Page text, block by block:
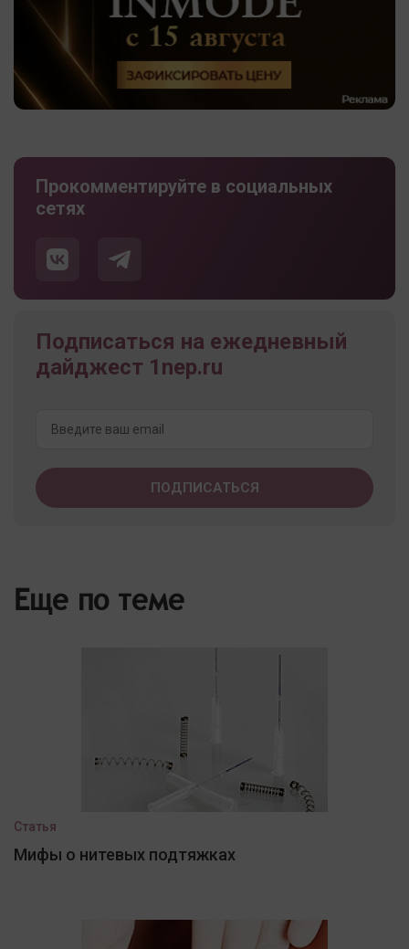
Прокомментируйте в социальных
сетях
Подписаться на ежедневный
дайджест 1nep.ru
Еще по теме
Статья
Мифы о нитевых подтяжках